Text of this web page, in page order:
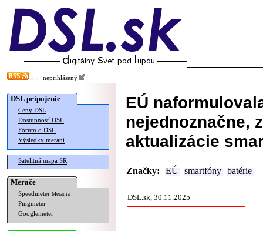
neprihlásený
DSL pripojenie
Ceny DSL
Dostupnosť DSL
Fórum o DSL
Výsledky meraní
Satelitná mapa SR
Merače
Speedmeter Merania
Pingmeter
Googlemeter
EÚ
nejednoznačne,
aktualizácie
Značky: EÚ smartfóny batérie
DSL.sk, 30.11.2025